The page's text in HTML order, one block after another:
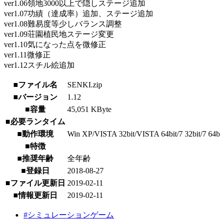
ver1.06領地3000以上で隠しステージ追加
ver1.07功績（達成率）追加、ステージ追加
ver1.08難易度等少しバランス調整
ver1.09荘園植民地ステージ変更
ver1.10気になった点を微修正
ver1.11微修正
ver1.12スチル絵追加
■ファイル名
SENKI.zip
■バージョン
1.12
■容量
45,051 KByte
■必要ランタイム
■動作環境
Win XP/VISTA 32bit/VISTA 64bit/7 32bit/7
■特徴
■推奨年齢
全年齢
■登録日
2018-08-27
■ファイル更新日 2019-02-11
■情報更新日
2019-02-11
#シミュレーションゲーム